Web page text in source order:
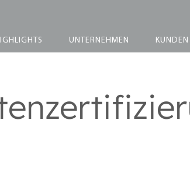
UNTERNEHMEN KUNDEN